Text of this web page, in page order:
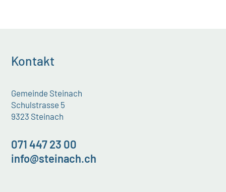
Kontakt
Gemeinde Steinach
Schulstrasse 5
9323 Steinach
071 447 23 00
info@steinach.ch